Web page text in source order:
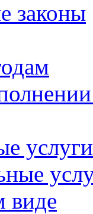
законы
услуги
виде